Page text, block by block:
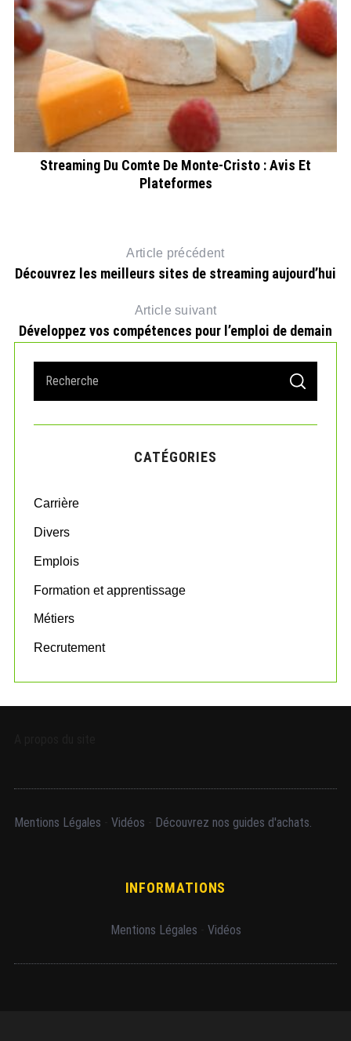
Streaming Du Comte De Monte-Cristo : Avis Et
Plateformes
Article précédent
Découvrez les meilleurs sites de streaming aujourd’hui
Article suivant
Développez vos compétences pour l’emploi de demain
a
r
o
:
S
A
C
CATÉGORIES
Carrière
Divers
Emplois
Formation et apprentissage
Métiers
Recrutement
Mentions Légales Vidéos Découvrez nos guides d'achats.
INFORMATIONS
Mentions Légales Vidéos